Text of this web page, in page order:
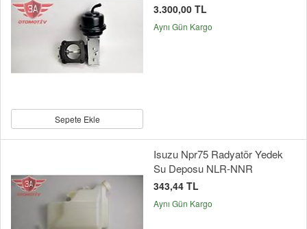
Sepete Ekle
3.300,00 TL
Aynı Gün Kargo
Isuzu Npr75 Radyatör Yedek
Su Deposu NLR-NNR
343,44 TL
Aynı Gün Kargo